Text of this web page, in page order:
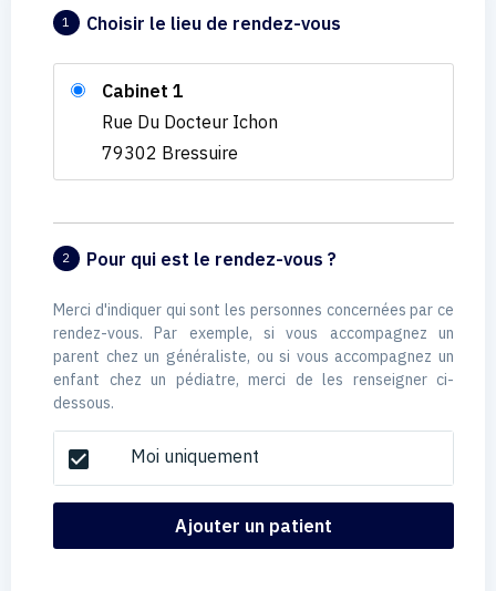
1 Choisir le lieu de rendez-vous
Cabinet 1
Rue Du Docteur Ichon
79302 Bressuire
2 Pour qui est le rendez-vous ?
Merci d'indiquer qui sont les personnes concernées par ce
rendez-vous. Par exemple, si vous accompagnez un
parent chez un généraliste, ou si vous accompagnez un
enfant chez un pédiatre, merci de les renseigner ci-
dessous.
check_box Moi uniquement
Ajouter un patient